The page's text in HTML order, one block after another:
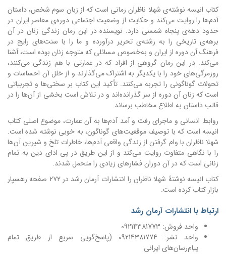
کتاب انیسه نوشته‌ی شهلا ناظران رمانی است که از زبان سوم شخص، داستان
آدم‌ها را روایت می‌کند و حکایت از وضعیت اجتماعی دوره‌ی معاصر ایران در
حدود دهه‌ی پنجاه شمسی دارد. نویسنده در این رمان زندگی زنان در آن
برهه‌ی تاریخی را به رشته‌ی تحریر درآورده و ما را با سنت‌های رایج در
فرهنگ آن دوره از ایران و به‌خصوص مسائلی که متوجه زنان بوده است، آشنا
می‌کند. در این رمان گروهی از افراد که در عمارتی با هم زندگی می‌کنند،
روزمرگی‌های خود را با یکدیگر به اشتراک می‌گذارند و از خلل آن احساسات و
تحولات گوناگونی را تجربه می‌کنند. تأکید این کتاب بر سختی‌ها و تجربیاتی
است که زنان آن دوره از سر گذرانده‌اند و در تلاش است بخشی از آن‌ها را در
قالب داستان به اطلاع مخاطب برساند.
روابط انسانی و ماجرای رفت و آمد آدم‌ها به آن عمارت، موضوع اصلی کتاب
انیسه است که با توصیف موقعیت‌های گوناگون، به خوبی نوشته شده است.
شهلا ناظران با وام گرفتن از زندگی واقعی آدم‌ها، خاطرات تلخ و شیرین آن‌ها
را با نگاهی متفاوت روایت می‌کند و از این طریق در پی ادای دین به تمام
زنانی است که در آن دوران فشارهای زیادی را متحمل شدند.
کتاب انیسه نوشتۀ شهلا ناظران را انتشارات آرمان رشد در ۲۷۲ صفحه رهسپار
بازار کتاب کرده است.
ارتباط با انتشارات آرمان رشد
واحد فروش: 09214381773
واحد نشر: 09214381774 (پاسخ‌گویی سریع از طریق تمام
پیام‌رسان‌های ایرانی